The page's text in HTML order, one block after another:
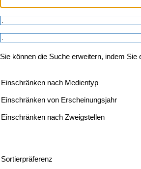
Sie können die Suche erweitern, indem
Einschränken von Erscheinungsjahr
Einschränken nach Zweigstellen
Einschränken nach Medientyp
Sortierpräferenz